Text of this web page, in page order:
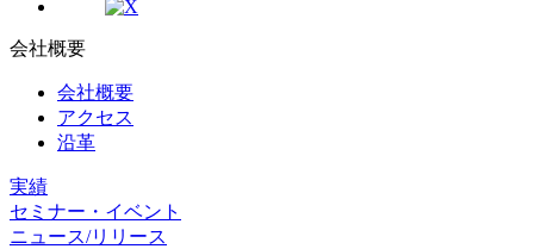
会社概要
会社概要
アクセス
沿革
実績
セミナー・イベント
ニュース/リリース